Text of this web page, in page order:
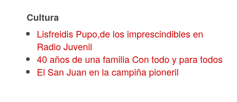
Cultura
Lisfreidis Pupo,de los imprescindibles en
Radio Juvenil
40 años de una familia Con todo y para todos
El San Juan en la campiña pioneril